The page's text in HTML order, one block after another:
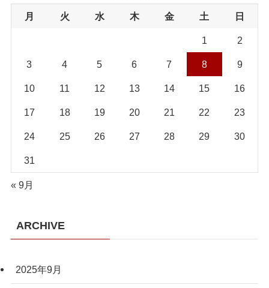
月 火 水 木 金 土 日
1 2
3 4 5 6 7 8 9
10 11 12 13 14 15 16
17 18 19 20 21 22 23
24 25 26 27 28 29 30
31
« 9月
ARCHIVE
2025年9月